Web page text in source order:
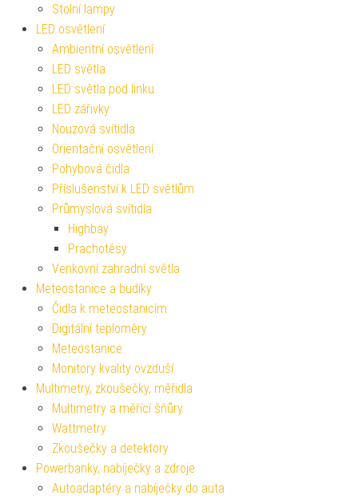
Stolní lampy
LED osvětlení
Ambientní osvětlení
LED světla
LED světla pod linku
LED zářivky
Nouzová svítidla
Orientační osvětlení
Pohybová čidla
Příslušenství k LED světlům
Průmyslová svítidla
Highbay
Prachotěsy
Venkovní zahradní světla
Meteostanice a budíky
Čidla k meteostanicím
Digitální teploměry
Meteostanice
Monitory kvality ovzduší
Multimetry, zkoušečky, měřidla
Multimetry a měřící šňůry
Wattmetry
Zkoušečky a detektory
Powerbanky, nabíječky a zdroje
Autoadaptéry a nabíječky do auta